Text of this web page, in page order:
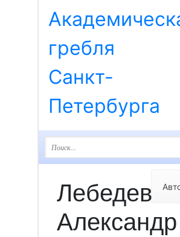
гребля
Санкт-
Петербурга
Лебедев
Александр